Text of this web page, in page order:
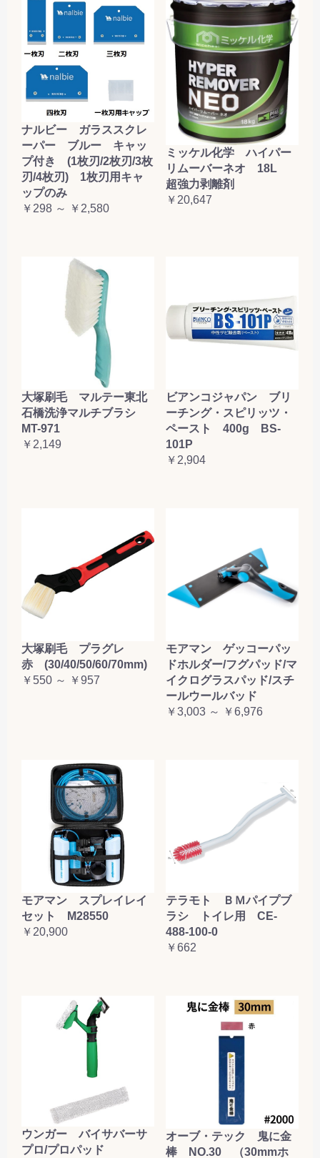
ナルビー ガラススクレ
ーパー ブルー キャッ
プ付き (1枚刃/2枚刃/3枚
刃/4枚刃) 1枚刃用キャ
ップのみ
￥298 ～ ￥2,580
ミッケル化学 ハイパー
リムーバーネオ 18L
超強力剥離剤
￥20,647
大塚刷毛 マルテー東北
石橋洗浄マルチブラシ
MT-971
￥2,149
ビアンコジャパン ブリ
ーチング・スピリッツ・
ペースト 400g BS-
101P
￥2,904
大塚刷毛 プラグレ
赤 (30/40/50/60/70mm)
￥550 ～ ￥957
モアマン ゲッコーパッ
ドホルダー/フグパッド/マ
イクログラスパッド/スチ
ールウールバッド
￥3,003 ～ ￥6,976
モアマン スプレイレイ
セット M28550
￥20,900
テラモト ＢＭパイプブ
ラシ トイレ用 CE-
488-100-0
￥662
ウンガー バイサバーサ
プロ/プロパッド
オーブ・テック 鬼に金
棒 NO.30 （30mmホ